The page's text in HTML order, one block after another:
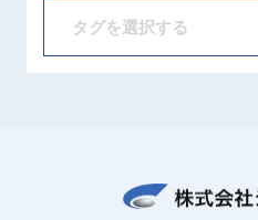
タグを選択する